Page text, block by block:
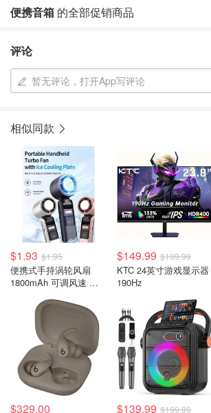
便携音箱 的全部促销商品
评论
暂无评论，打开App写评论
相似同款
$1.93 $1.95
便携式手持涡轮风扇
1800mAh 可调风速 冰
$149.99 $199.99
KTC 24英寸游戏显示器
190Hz
$329.00 $139.99 $199.99